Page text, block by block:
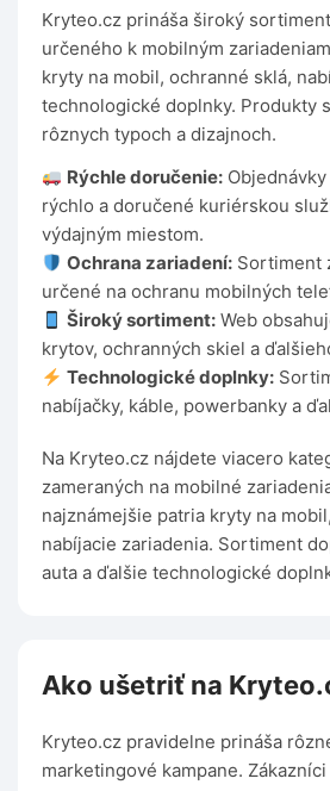
Kryteo.cz prináša široký
určeného k mobilným
kryty na mobil, ochranné sklá,
technologické doplnky. Produkty
rôznych typoch a dizajnoch.
Rýchle doručenie:
rýchlo a doručené kuriérskou
výdajným miestom.
Ochrana zariadení: Sortiment
určené na ochranu mobilných
Široký sortiment: Web
krytov, ochranných skiel a
Technologické doplnky:
nabíjačky, káble, powerbanky a
Na Kryteo.cz nájdete viacero
zameraných na mobilné
najznámejšie patria kryty na
nabíjacie zariadenia. Sortiment
auta a ďalšie technologické
Ako ušetriť na
Kryteo.cz pravidelne prináša
marketingové kampane.